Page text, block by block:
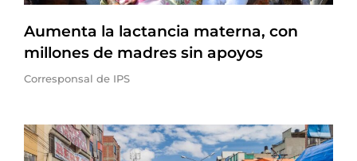
Aumenta la lactancia materna, con
millones de madres sin apoyos
Corresponsal de IPS